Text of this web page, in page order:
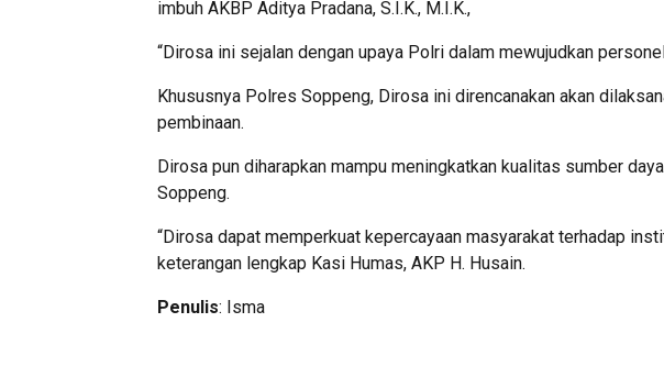
imbuh AKBP Aditya Pradana, S.I.K., M.I.K.,
“Dirosa ini sejalan dengan upaya Polri dalam mewujudkan
Khususnya Polres Soppeng, Dirosa ini direncanakan akan
pembinaan.
Dirosa pun diharapkan mampu meningkatkan kualitas sumber
Soppeng.
“Dirosa dapat memperkuat kepercayaan masyarakat terhadap
keterangan lengkap Kasi Humas, AKP H. Husain.
Penulis: Isma